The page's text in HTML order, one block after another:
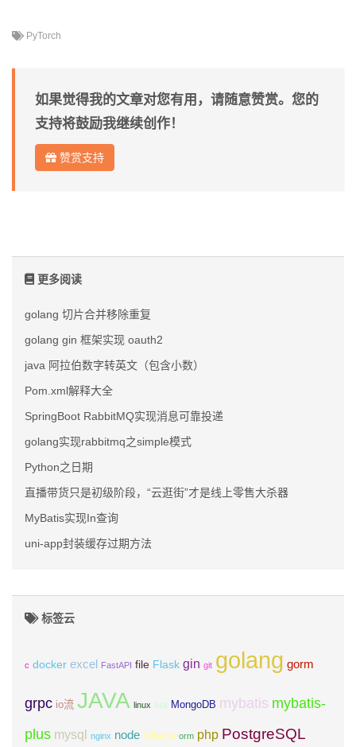
PyTorch
如果觉得我的文章对您有用，请随意赞赏。您的
支持将鼓励我继续创作！
赞赏支持
更多阅读
golang 切片合并移除重复
golang gin 框架实现 oauth2
java 阿拉伯数字转英文（包含小数）
Pom.xml解释大全
SpringBoot RabbitMQ实现消息可靠投递
golang实现rabbitmq之simple模式
Python之日期
直播带货只是初级阶段，“云逛街”才是线上零售大杀器
MyBatis实现In查询
uni-app封装缓存过期方法
标签云
c docker excel FastAPI file Flask gin git golang gorm
grpc io流 JAVA linux lua MongoDB mybatis mybatis-
plus mysql nginx node Ollama orm php PostgreSQL